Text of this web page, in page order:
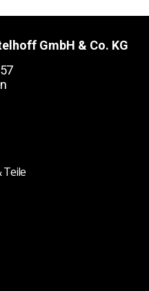
GmbH & Co. KG
Teile